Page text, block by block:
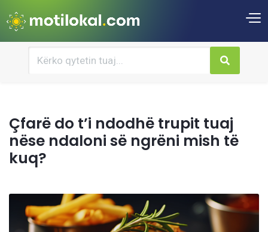
Çfarë do t’i ndodhë trupit tuaj
nëse ndaloni së ngrëni mish të
kuq?